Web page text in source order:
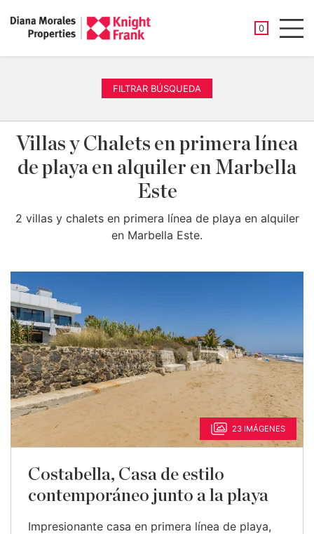
0
FILTRAR BÚSQUEDA
Villas y Chalets en primera línea
de playa en alquiler en Marbella
Este
2 villas y chalets en primera línea de playa en alquiler
en Marbella Este.
23 IMÁGENES
Costabella, Casa de estilo
contemporáneo junto a la playa
Impresionante casa en primera línea de playa,